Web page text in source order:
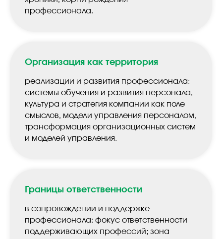
профессионала.
Организация как территория
реализации и развития профессионала:
системы обучения и развития персонала,
культура и стратегия компании как поле
смыслов, модели управления персоналом,
трансформация организационных систем
и моделей управления.
Границы ответственности
в сопровождении и поддержке
профессионала: фокус ответственности
поддерживающих профессий; зона